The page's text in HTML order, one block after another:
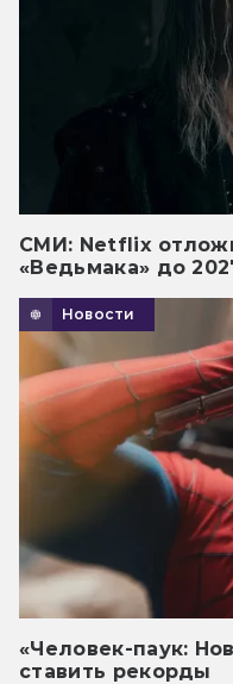
СМИ: Netflix
«Ведьмака» до
Новости
«Человек-паук:
ставить рекорды